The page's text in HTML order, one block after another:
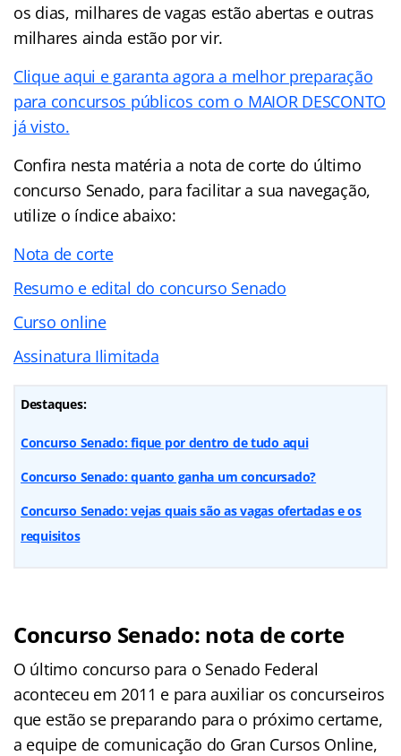
os dias, milhares de vagas estão abertas e outras
milhares ainda estão por vir.
Clique aqui e garanta agora a melhor preparação
para concursos públicos com o MAIOR DESCONTO
já visto.
Confira nesta matéria a nota de corte do último
concurso Senado, para facilitar a sua navegação,
utilize o índice abaixo:
Nota de corte
Resumo e edital do concurso Senado
Curso online
Assinatura Ilimitada
Destaques:
Concurso Senado: fique por dentro de tudo aqui
Concurso Senado: quanto ganha um concursado?
Concurso Senado: vejas quais são as vagas ofertadas e os
requisitos
Concurso Senado: nota de corte
O último concurso para o Senado Federal
aconteceu em 2011 e para auxiliar os concurseiros
que estão se preparando para o próximo certame,
a equipe de comunicação do Gran Cursos Online,